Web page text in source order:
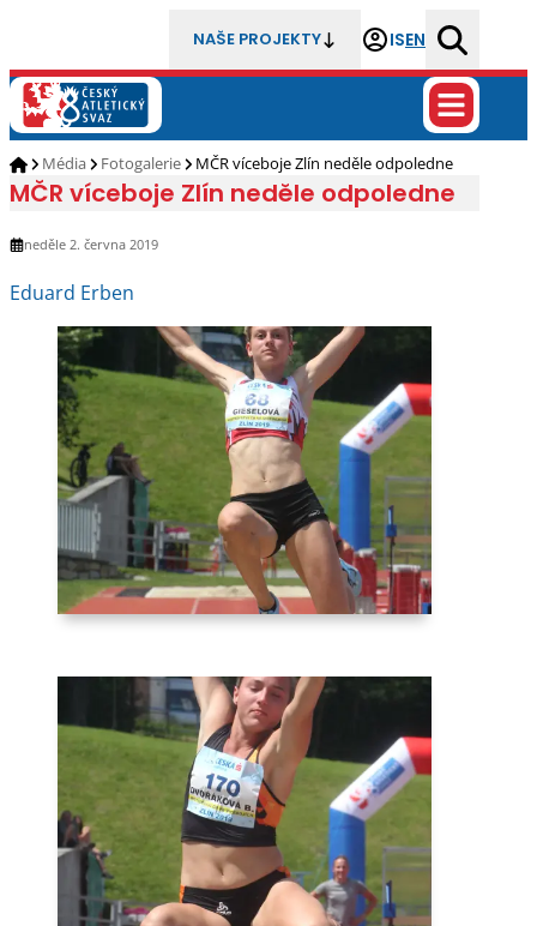
NAŠE PROJEKTY ISEN
Média Fotogalerie MČR víceboje Zlín neděle odpoledne
MČR víceboje Zlín neděle odpoledne
neděle 2. června 2019
Eduard Erben